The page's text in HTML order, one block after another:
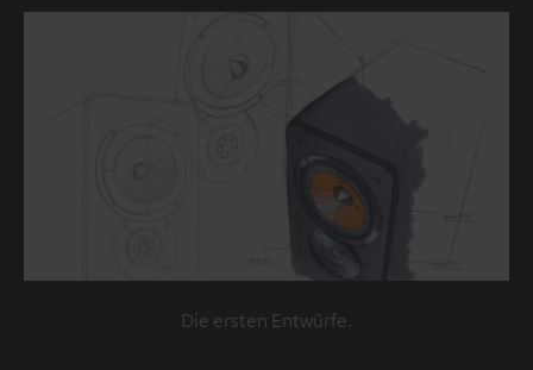
Die ersten Entwürfe.